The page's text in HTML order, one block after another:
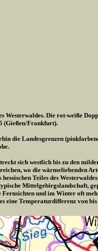
Westerwaldes. Die rot-weiße
(Gießen/Frankfurt).
die Landesgrenzen
sich westlich bis zu den
wo die wärmeliebenden
hessischen Teiles des
Mittelgebirgslandschaft,
Fernsichten und im Winter oft
eine Temperaturdifferenz von